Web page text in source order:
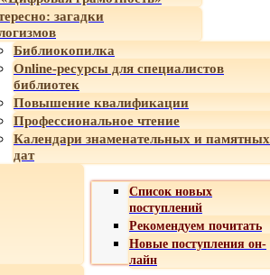
загадки
Библиокопилка
Online-ресурсы для специалистов
библиотек
Повышение квалификации
Профессиональное чтение
Календари знаменательных и памятных
дат
Список новых
поступлений
Рекомендуем почитать
Новые поступления он-
лайн